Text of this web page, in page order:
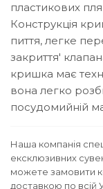
пластикових
Конструкція
пиття, легке
закриття'
кришка має
вона легко
посудомийній
Наша компанія
ексклюзивних
можете замовити
доставкою по всій